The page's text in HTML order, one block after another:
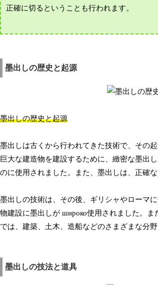
正確に切るということも行われます。
墨出しの歴史と起源
墨出しの歴史と起源
墨出しは古くから行われてきた技術で、その
巨大な建造物を建設するために、緻密な墨出
のに使用されました。また、墨出しは、正確
墨出しの技術は、その後、ギリシャやローマ
物建設に墨出しが широко使用されました。
では、建築、土木、造船などのさまざまな分野
墨出しの技法と道具